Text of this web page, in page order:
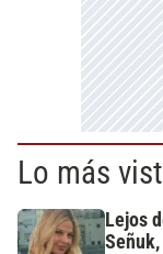
Lo más
Lejos